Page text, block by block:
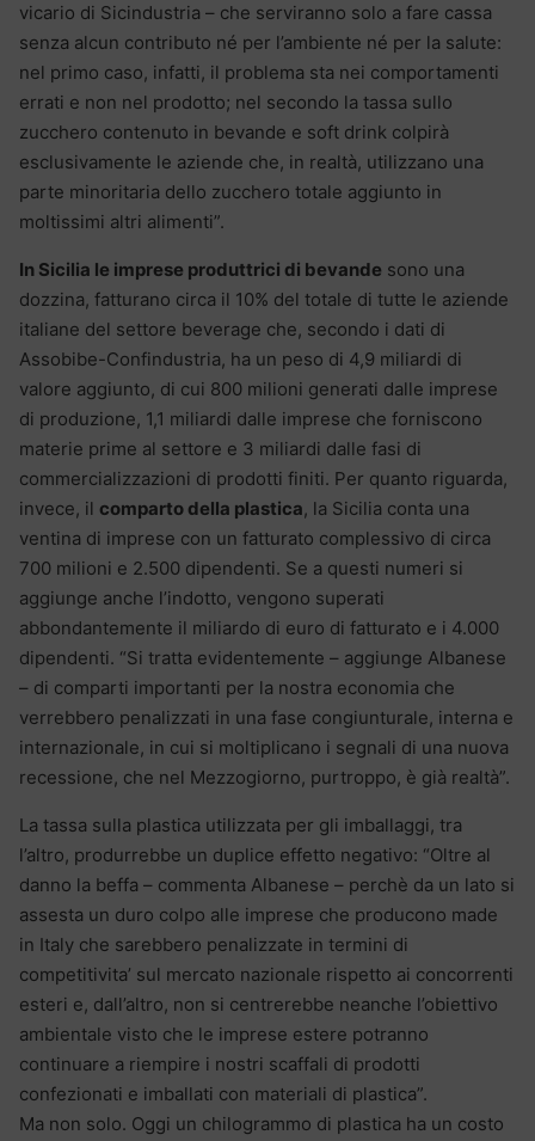
vicario di Sicindustria – che serviranno solo a fare cassa
senza alcun contributo né per l’ambiente né per la salute:
nel primo caso, infatti, il problema sta nei comportamenti
errati e non nel prodotto; nel secondo la tassa sullo
zucchero contenuto in bevande e soft drink colpirà
esclusivamente le aziende che, in realtà, utilizzano una
parte minoritaria dello zucchero totale aggiunto in
moltissimi altri alimenti”.
In Sicilia le imprese produttrici di bevande sono una
dozzina, fatturano circa il 10% del totale di tutte le aziende
italiane del settore beverage che, secondo i dati di
Assobibe-Confindustria, ha un peso di 4,9 miliardi di
valore aggiunto, di cui 800 milioni generati dalle imprese
di produzione, 1,1 miliardi dalle imprese che forniscono
materie prime al settore e 3 miliardi dalle fasi di
commercializzazioni di prodotti finiti. Per quanto riguarda,
invece, il comparto della plastica, la Sicilia conta una
ventina di imprese con un fatturato complessivo di circa
700 milioni e 2.500 dipendenti. Se a questi numeri si
aggiunge anche l’indotto, vengono superati
abbondantemente il miliardo di euro di fatturato e i 4.000
dipendenti. “Si tratta evidentemente – aggiunge Albanese
– di comparti importanti per la nostra economia che
verrebbero penalizzati in una fase congiunturale, interna e
internazionale, in cui si moltiplicano i segnali di una nuova
recessione, che nel Mezzogiorno, purtroppo, è già realtà”.
La tassa sulla plastica utilizzata per gli imballaggi, tra
l’altro, produrrebbe un duplice effetto negativo: “Oltre al
danno la beffa – commenta Albanese – perchè da un lato si
assesta un duro colpo alle imprese che producono made
in Italy che sarebbero penalizzate in termini di
competitivita’ sul mercato nazionale rispetto ai concorrenti
esteri e, dall’altro, non si centrerebbe neanche l’obiettivo
ambientale visto che le imprese estere potranno
continuare a riempire i nostri scaffali di prodotti
confezionati e imballati con materiali di plastica”.
Ma non solo. Oggi un chilogrammo di plastica ha un costo